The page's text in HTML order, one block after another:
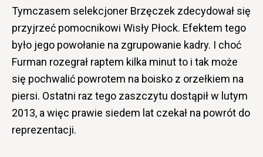
Tymczasem selekcjoner Brzęczek zdecydował się
przyjrzeć pomocnikowi Wisły Płock. Efektem tego
było jego powołanie na zgrupowanie kadry. I choć
Furman rozegrał raptem kilka minut to i tak może
się pochwalić powrotem na boisko z orzełkiem na
piersi. Ostatni raz tego zaszczytu dostąpił w lutym
2013, a więc prawie siedem lat czekał na powrót do
reprezentacji.